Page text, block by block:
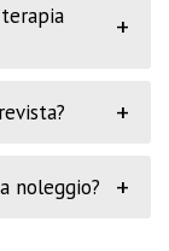
+
+
noleggio? +